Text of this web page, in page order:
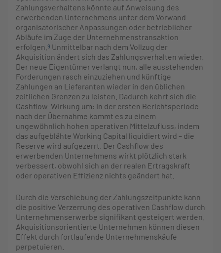
Zahlungsverhaltens könnte auf Anweisung des
erwerbenden Unternehmens unter dem Vorwand
organisatorischer Anpassungen oder betrieblicher
Abläufe im Zuge der Unternehmenstransaktion
erfolgen. 9 Unmittelbar nach dem Vollzug der
Akquisition ändert sich das Zahlungsverhalten wieder.
Der neue Eigentümer verlangt nun, alle ausstehenden
Forderungen rasch einzuziehen und künftige
Zahlungen an Lieferanten wieder in den üblichen
zeitlichen Grenzen zu leisten. Dadurch kehrt sich die
Cashflow-Wirkung um: In der ersten Berichtsperiode
nach der Übernahme kommt es zu einem
ungewöhnlich hohen operativen Mittelzufluss, indem
das aufgeblähte Working Capital liquidiert wird – die
Reserve wird aufgezerrt. Der Cashflow des
erwerbenden Unternehmens wirkt plötzlich stark
verbessert, obwohl sich an der realen Ertragskraft
oder operativen Effizienz nichts geändert hat.
Durch die Verschiebung der Zahlungszeitpunkte kann
die positive Verzerrung des operativen Cashflow durch
Unternehmenserwerbe signifikant gesteigert werden.
Akquisitionsorientierte Unternehmen können diesen
Effekt durch fortlaufende Unternehmenskäufe
perpetuieren.